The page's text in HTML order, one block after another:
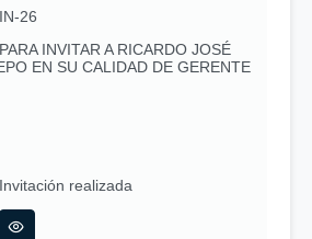
IN-26
PARA INVITAR A RICARDO JOSÉ
EN SU CALIDAD DE GERENTE
Invitación realizada